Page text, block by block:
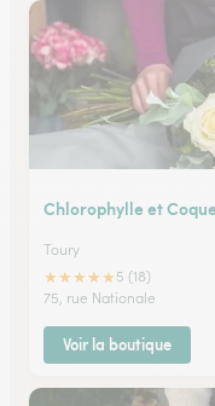
Chlorophylle et
Toury
★★★★★ 5 (18)
75, rue Nationale
Voir la boutique